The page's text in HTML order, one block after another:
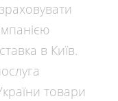
в Київ.
товари